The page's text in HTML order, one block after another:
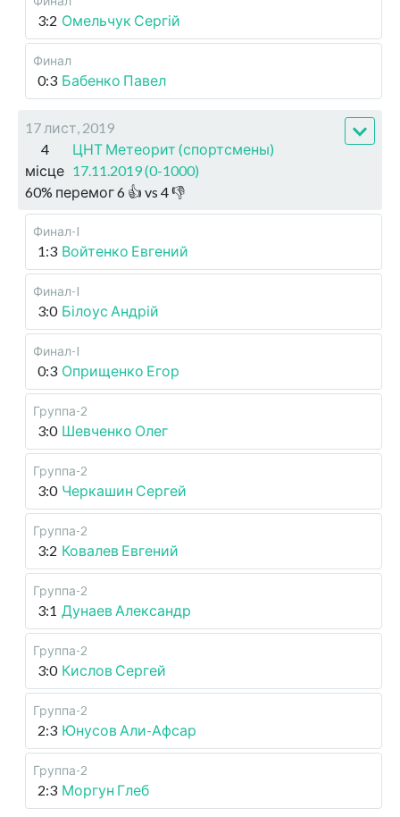
3:2 Омельчук Сергій
Финал
0:3 Бабенко Павел
17 лист, 2019
4
місце
ЦНТ Метеорит (спортсмены)
17.11.2019 (0-1000)
60% перемог6 👍 vs 4👎
Финал-I
1:3 Войтенко Евгений
Финал-I
3:0 Білоус Андрій
Финал-I
0:3 Оприщенко Егор
Группа-2
3:0 Шевченко Олег
Группа-2
3:0 Черкашин Сергей
Группа-2
3:2 Ковалев Евгений
Группа-2
3:1 Дунаев Александр
Группа-2
3:0 Кислов Сергей
Группа-2
2:3 Юнусов Али-Афсар
Группа-2
2:3 Моргун Глеб